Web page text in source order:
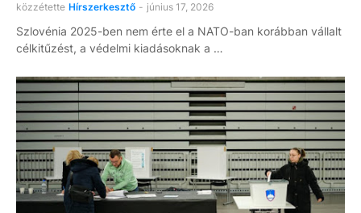
közzétette Hírszerkesztő - június 17, 2026
Szlovénia 2025-ben nem érte el a NATO-ban korábban vállalt
célkitűzést, a védelmi kiadásoknak a …